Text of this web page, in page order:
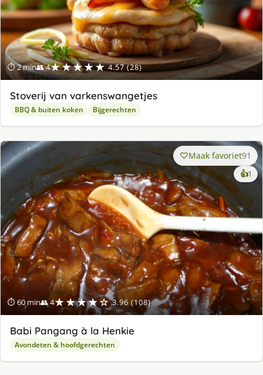
⏱ 2 min👥 4★★★★★ 4.57 (28)
Stoverij van varkenswangetjes
BBQ & buiten koken Bijgerechten
⏱ 60 min👥 4★★★★☆ 3.96 (108)
Maak favoriet91
👍1
Babi Pangang à la Henkie
Avondeten & hoofdgerechten